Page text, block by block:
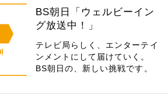
BS朝日「ウェルビーイン
グ放送中！」
テレビ局らしく、エンターテイ
ンメントにして届けていく。
BS朝日の、新しい挑戦です。